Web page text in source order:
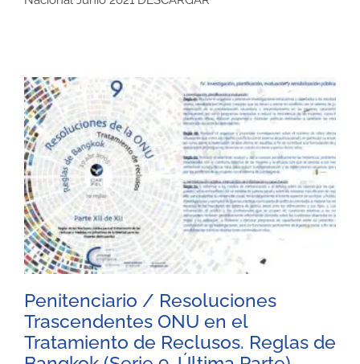
Penitenciario / Resoluciones
Trascendentes ONU en el
Tratamiento de Reclusos. Reglas de